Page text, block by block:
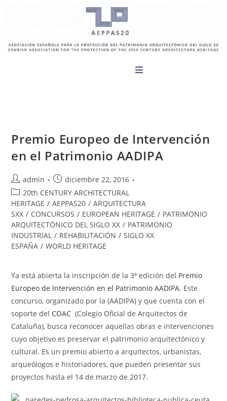
Premio Europeo de Intervención
en el Patrimonio AADIPA
admin
diciembre 22, 2016
20th CENTURY ARCHITECTURAL
HERITAGE / AEPPAS20 / ARQUITECTURA
SXX / CONCURSOS / EUROPEAN HERITAGE / PATRIMONIO
ARQUITECTÓNICO DEL SIGLO XX / PATRIMONIO
INDUSTRIAL / REHABILITACIÓN / SIGLO XX
ESPAÑA / WORLD HERITAGE
Ya está abierta la inscripción de la 3ª edición del Premio
Europeo de Intervención en el Patrimonio AADIPA. Este
concurso, organizado por la (AADIPA) y que cuenta con el
soporte del COAC (Colegio Oficial de Arquitectos de
Cataluña), busca reconocer aquellas obras e intervenciones
cuyo objetivo es preservar el patrimonio arquitectónico y
cultural. Es un premio abierto a arquitectos, urbanistas,
arqueólogos e historiadores, que pueden presentar sus
proyectos hasta el 14 de marzo de 2017.